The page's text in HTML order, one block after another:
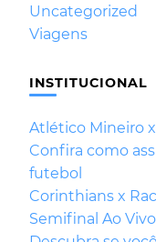
Uncategorized
Viagens
INSTITUCIONAL
Atlético Mineiro x
Confira como
futebol
Corinthians x
Semifinal Ao